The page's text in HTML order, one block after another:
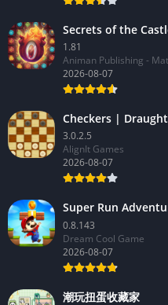
Secrets of the
1.81
Animan Publishing -
2026-08-07
Checkers |
3.0.2.5
AlignIt Games
2026-08-07
Super Run
0.8.143
Dream Cool Game
2026-08-07
潮玩扭蛋收藏家